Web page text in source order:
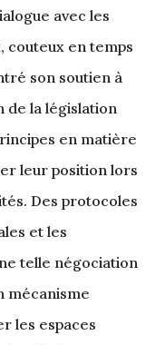
avec les
couteux en temps
son soutien à
de la législation
en matière
leur position lors
Des protocoles
et les
telle négociation
mécanisme
les espaces